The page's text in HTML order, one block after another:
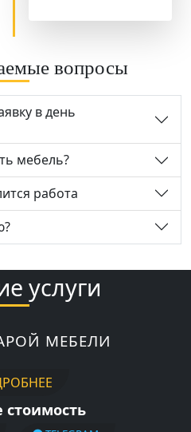
вопросы
в день
мебель?
работа
услуги
МЕБЕЛИ
стоимость